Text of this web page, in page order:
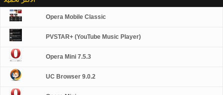
Opera Mobile Classic
PVSTAR+ (YouTube Music Player)
Opera Mini 7.5.3
UC Browser 9.0.2